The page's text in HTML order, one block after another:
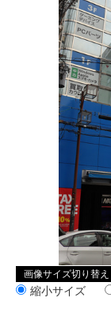
画像サイズ切り替え
縮小サイズ